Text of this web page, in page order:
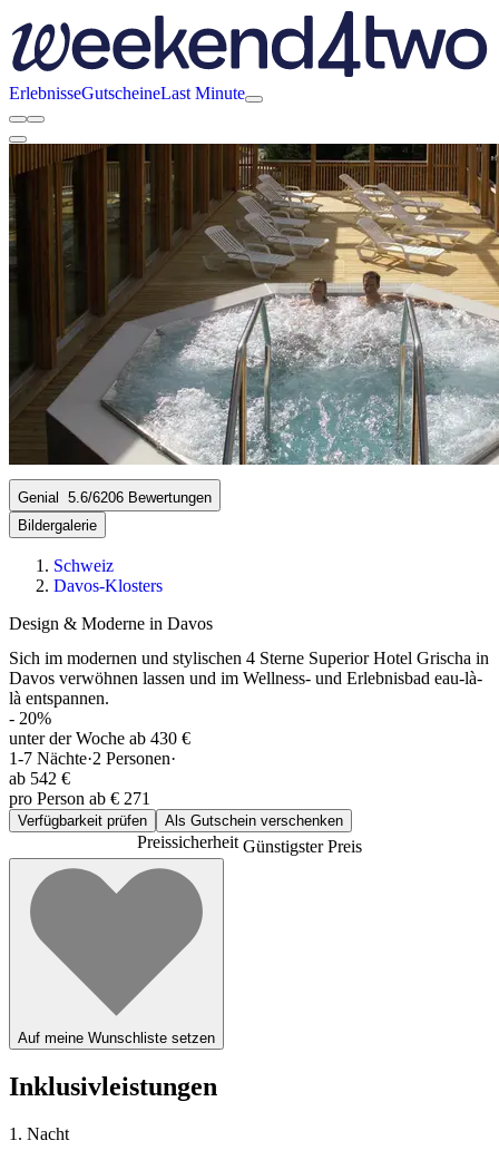
ErlebnisseGutscheineLast Minute
Genial 5.6/6206 Bewertungen
Bildergalerie
Schweiz
Davos-Klosters
Design & Moderne in Davos
Sich im modernen und stylischen 4 Sterne Superior Hotel Grischa in
Davos verwöhnen lassen und im Wellness- und Erlebnisbad eau-là-
là entspannen.
- 20%
unter der Woche ab 430 €
1-7 Nächte·2 Personen·
ab 542 €
pro Person ab € 271
Verfügbarkeit prüfen Als Gutschein verschenken
PreissicherheitGünstigster Preis
Auf meine Wunschliste setzen
Inklusivleistungen
1. Nacht